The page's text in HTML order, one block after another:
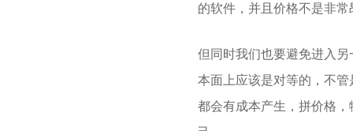
的软件，并且价格不是非
但同时我们也要避免进入
本面上应该是对等的，不
都会有成本产生，拼价格